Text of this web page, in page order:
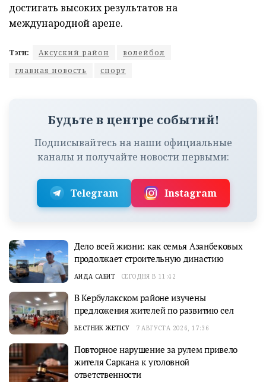
достигать высоких результатов на
международной арене.
Тэги: Аксуский район
волейбол
главная новость
спорт
Будьте в центре событий!
Подписывайтесь на наши официальные
каналы и получайте новости первыми:
Telegram Instagram
Дело всей жизни: как семья Азанбековых
продолжает строительную династию
АИДА САБИТ СЕГОДНЯ В 11:42
В Кербулакском районе изучены
предложения жителей по развитию сел
ВЕСТНИК ЖЕТІСУ 7 АВГУСТА 2026, 17:36
Повторное нарушение за рулем привело
жителя Саркана к уголовной
ответственности